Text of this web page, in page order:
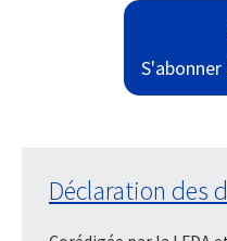
Déclaration des